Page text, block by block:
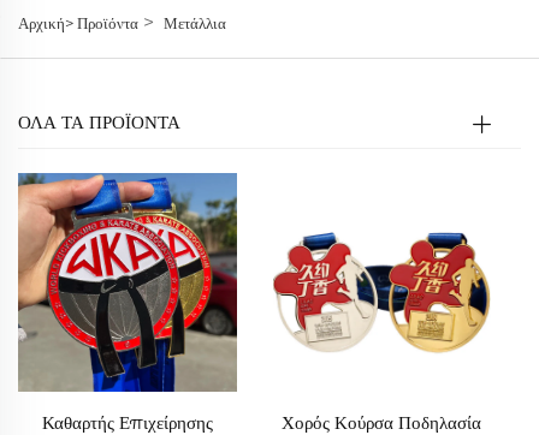
Αρχική>Προϊόντα > Μετάλλια
ΌΛΑ ΤΑ ΠΡΟΪΟΝΤΑ
Καθαρτής Επιχείρησης
Χορός Κούρσα Ποδηλασία